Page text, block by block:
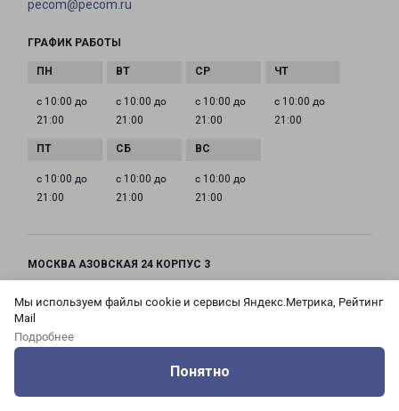
Мы используем файлы cookie и сервисы Яндекс.Метрика, Рейтинг
Mail
Подробнее
Понятно
pecom@pecom.ru
ГРАФИК РАБОТЫ
с 10:00 до
21:00
с 10:00 до
21:00
с 10:00 до
21:00
с 10:00 до
21:00
с 10:00 до
21:00
с 10:00 до
21:00
с 10:00 до
21:00
МОСКВА АЗОВСКАЯ 24 КОРПУС 3
Азовская, дом 24, корпус 3
на карте